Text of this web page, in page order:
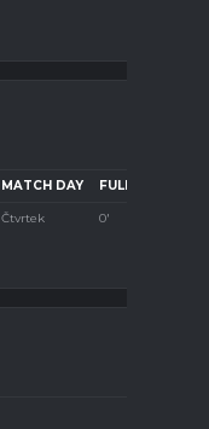
MATCH DAY FULL TIME
Čtvrtek 0'